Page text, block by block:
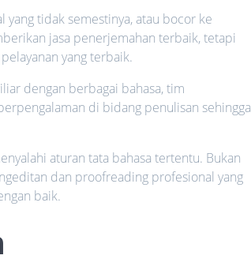
tidak semestinya, atau bocor ke
jasa penerjemahan terbaik, tetapi
yang terbaik.
dengan berbagai bahasa, tim
di bidang penulisan sehingga
aturan tata bahasa tertentu. Bukan
dan proofreading profesional yang
baik.